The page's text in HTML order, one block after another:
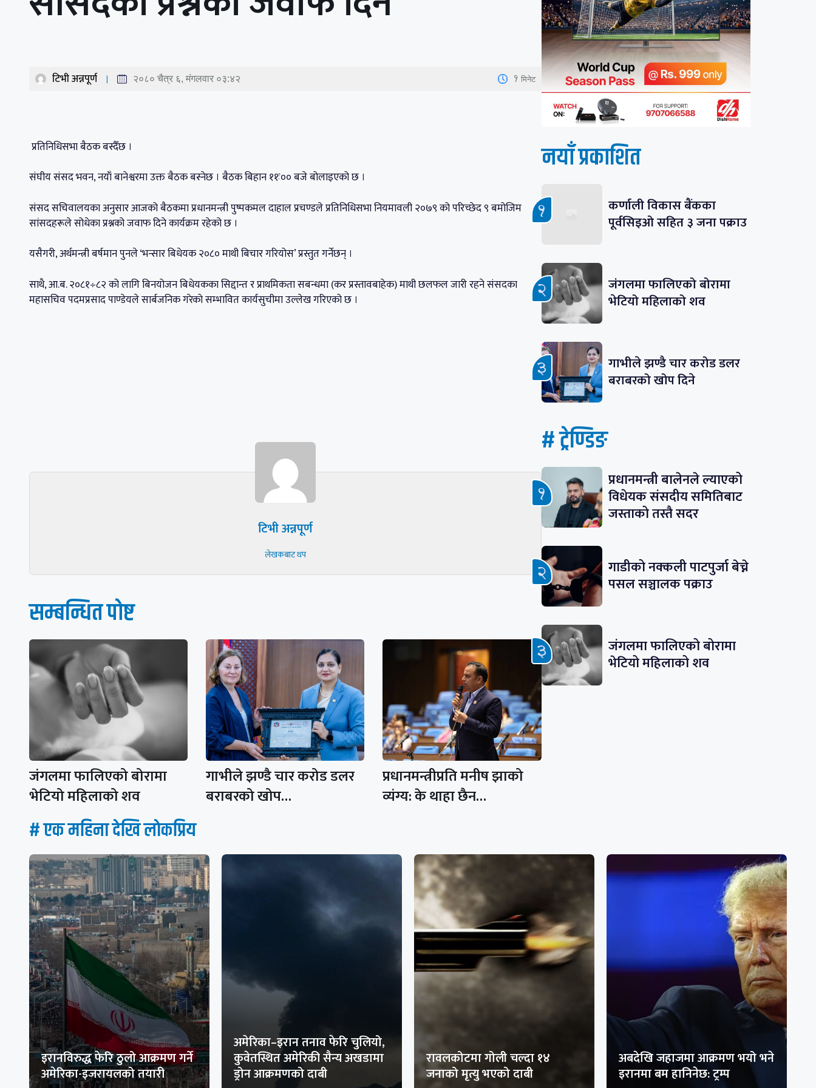
टिभी अन्नपूर्ण २०८० चैत्र ६, मंगलवार ०३:४२ 1 मिनेट
प्रतिनिधिसभा बैठक बस्दैँछ ।
संघीय संसद भवन, नयाँ बानेश्वरमा उक्त बैठक बस्नेछ । बैठक बिहान ११ः०० बजे बोलाइएको छ ।
संसद सचिवालयका अनुसार आजको बैठकमा प्रधानमन्त्री पुष्पकमल दाहाल प्रचण्डले प्रतिनिधिसभा नियमावली २०७९ को परिच्छेद ९ बमोजिम
सांसदहरूले सोधेका प्रश्नको जवाफ दिने कार्यक्रम रहेको छ ।
यसैगरी, अर्थमन्त्री बर्षमान पुनले ‘भन्सार बिधेयक २०८० माथी बिचार गरियोस’ प्रस्तुत गर्नेछन् ।
साथै, आ.ब. २०८१÷८२ को लागि बिनयोजन बिधेयकका सिद्दान्त र प्राथमिकता सबन्धमा (कर प्रस्तावबाहेक) माथी छलफल जारी रहने संसदका
महासचिव पदमप्रसाद पाण्डेयले सार्बजनिक गरेको सम्भावित कार्यसुचीमा उल्लेख गरिएको छ ।
टिभी अन्नपूर्ण
लेखकबाट थप
सम्बन्धित पाेष्ट
जंगलमा फालिएको बोरामा
भेटियो महिलाको शव
गाभीले झण्डै चार करोड डलर
बराबरको खोप…
प्रधानमन्त्रीप्रति मनीष झाको
व्यंग्य: के थाहा छैन…
नयाँ प्रकाशित
कर्णाली विकास बैंकका
पूर्वसिइओ सहित ३ जना पक्राउ
जंगलमा फालिएको बोरामा
भेटियो महिलाको शव
गाभीले झण्डै चार करोड डलर
बराबरको खोप दिने
# ट्रेण्डिङ
प्रधानमन्त्री बालेनले ल्याएको
विधेयक संसदीय समितिबाट
जस्ताको तस्तै सदर
गाडीको नक्कली पाटपुर्जा बेच्ने
पसल सञ्चालक पक्राउ
जंगलमा फालिएको बोरामा
भेटियो महिलाको शव
# एक महिना देखि लाेकप्रिय
इरानविरुद्ध फेरि ठुलो आक्रमण गर्ने
अमेरिका-इजरायलको तयारी
अमेरिका–इरान तनाव फेरि चुलियो,
कुवेतस्थित अमेरिकी सैन्य अखडामा
ड्रोन आक्रमणको दाबी
रावलकोटमा गोली चल्दा १४
जनाको मृत्यु भएको दाबी
अबदेखि जहाजमा आक्रमण भयो भने
इरानमा बम हानिनेछ: ट्रम्प